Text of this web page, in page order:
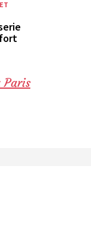
Paris